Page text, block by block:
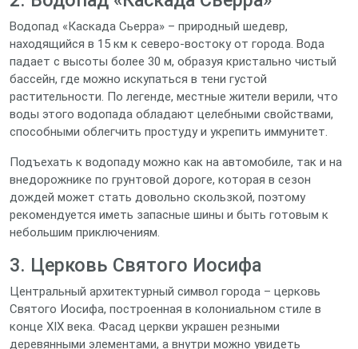
Водопад «Каскада Сьерра» – природный шедевр,
находящийся в 15 км к северо‑востоку от города. Вода
падает с высоты более 30 м, образуя кристально чистый
бассейн, где можно искупаться в тени густой
растительности. По легенде, местные жители верили, что
воды этого водопада обладают целебными свойствами,
способными облегчить простуду и укрепить иммунитет.
Подъехать к водопаду можно как на автомобиле, так и на
внедорожнике по грунтовой дороге, которая в сезон
дождей может стать довольно скользкой, поэтому
рекомендуется иметь запасные шины и быть готовым к
небольшим приключениям.
3. Церковь Святого Иосифа
Центральный архитектурный символ города – церковь
Святого Иосифа, построенная в колониальном стиле в
конце XIX века. Фасад церкви украшен резными
деревянными элементами, а внутри можно увидеть